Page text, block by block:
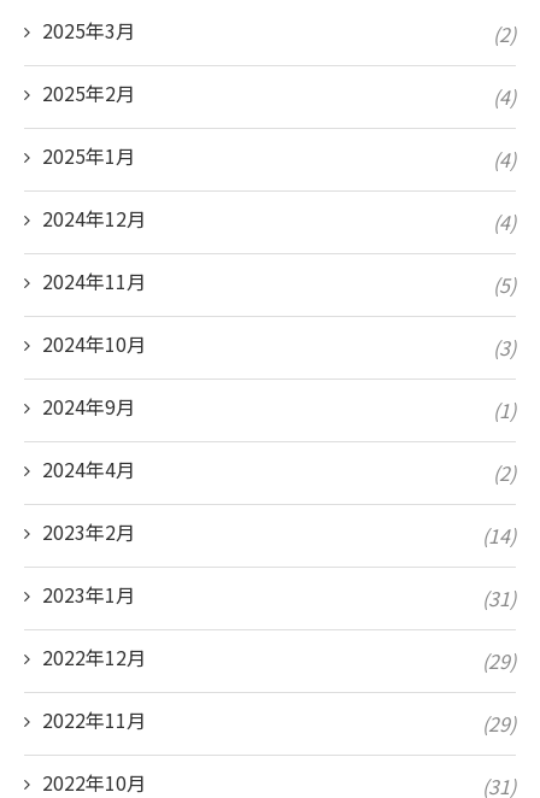
2025年3月 (2)
2025年2月 (4)
2025年1月 (4)
2024年12月 (4)
2024年11月 (5)
2024年10月 (3)
2024年9月 (1)
2024年4月 (2)
2023年2月 (14)
2023年1月 (31)
2022年12月 (29)
2022年11月 (29)
2022年10月 (31)